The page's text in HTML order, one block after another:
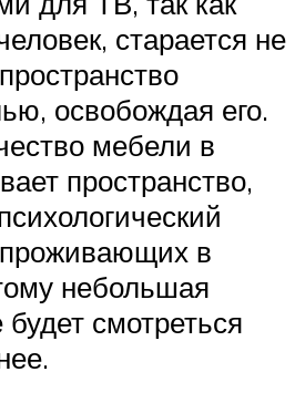
старается не
освобождая его.
мебели в
пространство,
в
небольшая
смотреться